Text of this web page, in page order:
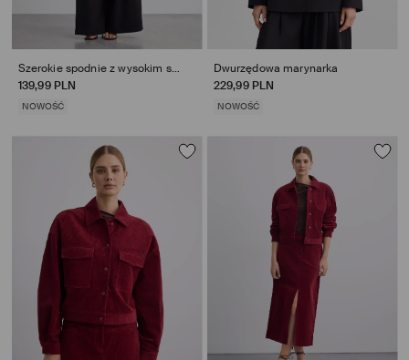
Szerokie spodnie z wysokim stanem
139,99 PLN
NOWOŚĆ
Dwurzędowa marynarka
229,99 PLN
NOWOŚĆ